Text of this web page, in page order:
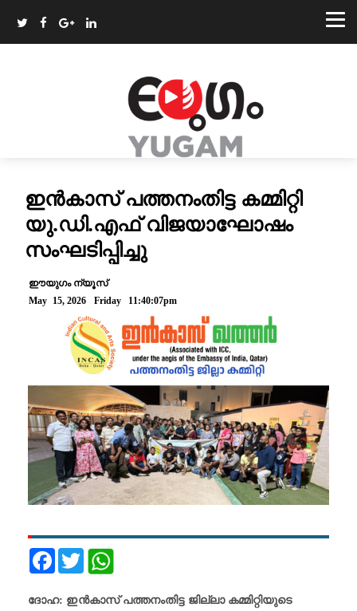
ഇൻകാസ് പത്തനംതിട്ട കമ്മിറ്റി
യു.ഡി.എഫ് വിജയാഘോഷം
സംഘടിപ്പിച്ചു
ഈയുഗം ന്യൂസ്
May 15, 2026 Friday 11:40:07pm
FacebookTwitter
ദോഹ: ഇൻകാസ് പത്തനംതിട്ട ജില്ലാ കമ്മിറ്റിയുടെ